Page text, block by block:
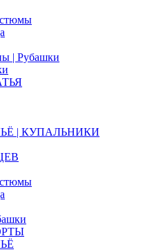
| Рубашки
| КУПАЛЬНИКИ